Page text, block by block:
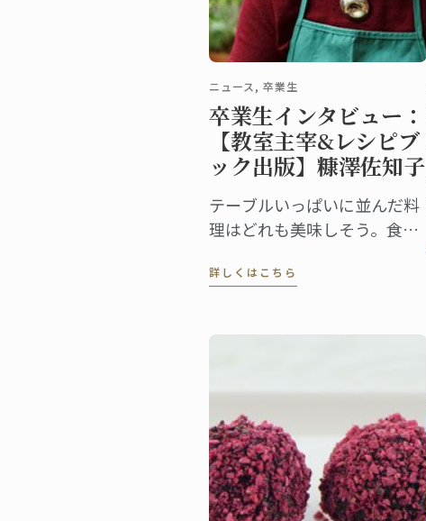
ニュース, 卒業生
卒業生インタビュー：
【教室主宰&レシピブ
ック出版】糠澤佐知子
テーブルいっぱいに並んだ料
理はどれも美味しそう。食卓
や良い匂いまで伝わってくる
詳しくはこちら